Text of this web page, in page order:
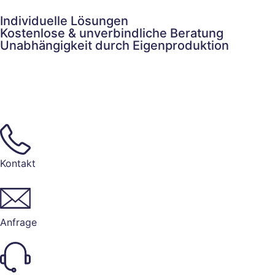
Individuelle Lösungen
Kostenlose & unverbindliche Beratung
Unabhängigkeit durch Eigenproduktion
Kontakt
Anfrage